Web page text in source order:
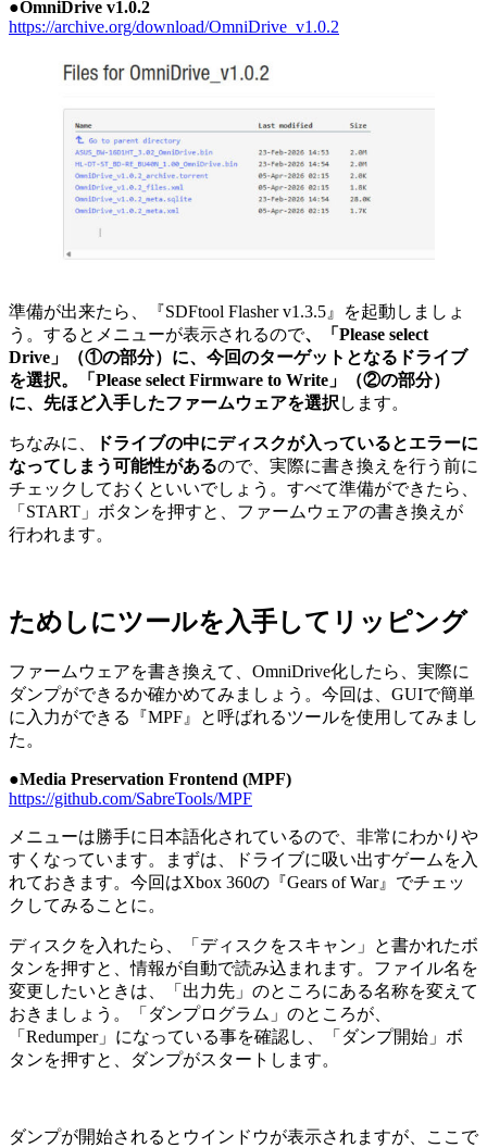
●OmniDrive v1.0.2
https://archive.org/download/OmniDrive_v1.0.2
準備が出来たら、『SDFtool Flasher v1.3.5』を起動しましょ
う。するとメニューが表示されるので、「Please select
Drive」（①の部分）に、今回のターゲットとなるドライブ
を選択。「Please select Firmware to Write」（②の部分）
に、先ほど入手したファームウェアを選択 します。
ちなみに、
ドライブの中にディスクが入っているとエラーに
なってしまう可能性があるので、実際に書き換えを行う前に
チェックしておくといいでしょう。すべて準備ができたら、
「START」ボタンを押すと、ファームウェアの書き換えが
行われます。
ためしにツールを入手してリッピング
ファームウェアを書き換えて、OmniDrive化したら、実際に
ダンプができるか確かめてみましょう。今回は、GUIで簡単
に入力ができる『MPF』と呼ばれるツールを使用してみまし
た。
●Media Preservation Frontend (MPF)
https://github.com/SabreTools/MPF
メニューは勝手に日本語化されているので、非常にわかりや
すくなっています。まずは、ドライブに吸い出すゲームを入
れておきます。今回はXbox 360の『Gears of War』でチェッ
クしてみることに。
ディスクを入れたら、「ディスクをスキャン」と書かれたボ
タンを押すと、情報が自動で読み込まれます。ファイル名を
変更したいときは、「出力先」のところにある名称を変えて
おきましょう。「ダンプログラム」のところが、
「Redumper」になっている事を確認し、「ダンプ開始」ボ
タンを押すと、ダンプがスタートします。
ダンプが開始されるとウインドウが表示されますが、ここで